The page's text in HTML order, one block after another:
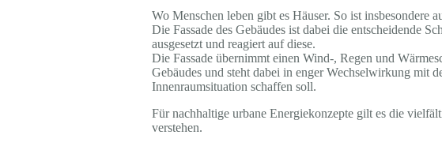
Wo Menschen leben gibt es Häuser. So ist insbesondere
Die Fassade des Gebäudes ist dabei die entscheidende
ausgesetzt und reagiert auf diese.
Die Fassade übernimmt einen Wind-, Regen und
Gebäudes und steht dabei in enger Wechselwirkung mit
Innenraumsituation schaffen soll.
Für nachhaltige urbane Energiekonzepte gilt es die
verstehen.